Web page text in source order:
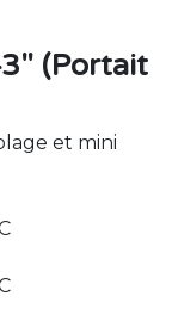
(Portait
et mini